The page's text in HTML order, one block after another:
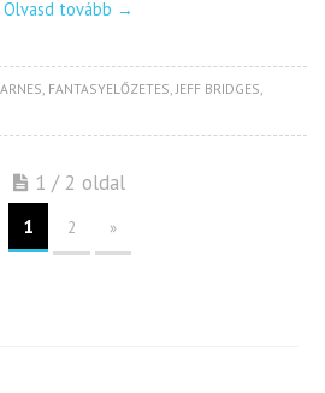
Olvasd tovább →
, FANTASYELŐZETES,JEFF BRIDGES,
1 / 2 oldal
1 2 »